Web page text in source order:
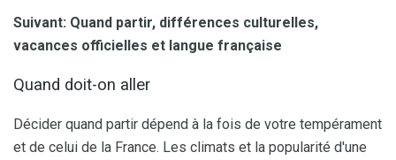
Suivant: Quand partir, différences culturelles,
vacances officielles et langue française
Quand doit-on aller
Décider quand partir dépend à la fois de votre tempérament
et de celui de la France. Les climats et la popularité d'une